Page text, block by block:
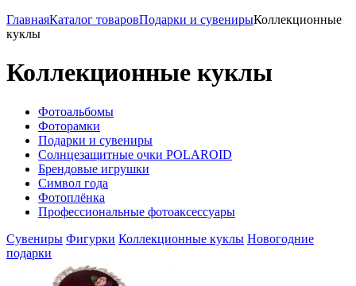
ГлавнаяКаталог товаровПодарки и сувенирыКоллекционные
куклы
Коллекционные куклы
Фотоальбомы
Фоторамки
Подарки и сувениры
Солнцезащитные очки POLAROID
Брендовые игрушки
Символ года
Фотоплёнка
Профессиональные фотоаксессуары
Сувениры Фигурки Коллекционные куклы Новогодние
подарки